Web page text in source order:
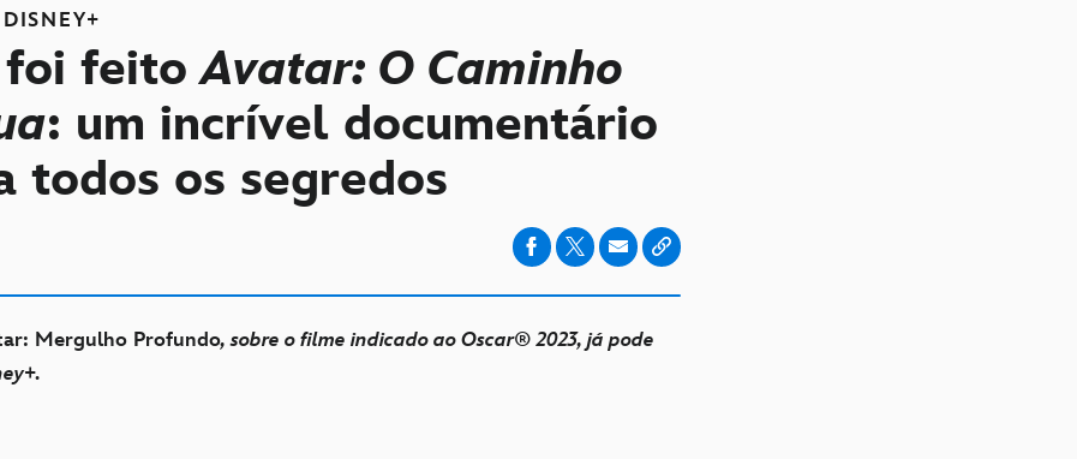
DISNEY+
foi feitoAvatar: O Caminho
: um incrível documentário
todos os segredos
Mergulho Profundo, sobre o filme indicado ao Oscar® 2023, já pode